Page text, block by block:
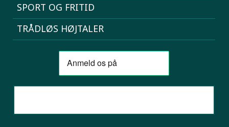
SPORT OG FRITID
TRÅDLØS HØJTALER